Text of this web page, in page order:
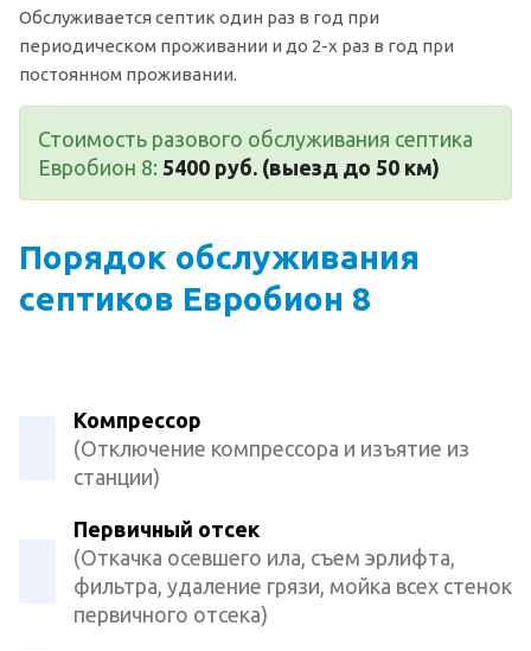
Обслуживается септик один раз в год при
периодическом проживании и до 2-х раз в год при
постоянном проживании.
Стоимость разового обслуживания септика
Евробион 8: 5400 руб. (выезд до 50 км)
Порядок обслуживания
септиков Евробион 8
Компрессор
(Отключение компрессора и изъятие из
станции)
Первичный отсек
(Откачка осевшего ила, съем эрлифта,
фильтра, удаление грязи, мойка всех стенок
первичного отсека)